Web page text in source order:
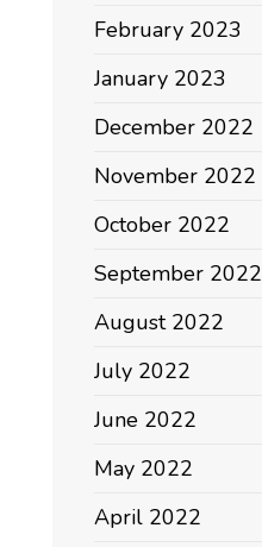
February 2023
January 2023
December 2022
November 2022
October 2022
September 2022
August 2022
July 2022
June 2022
May 2022
April 2022